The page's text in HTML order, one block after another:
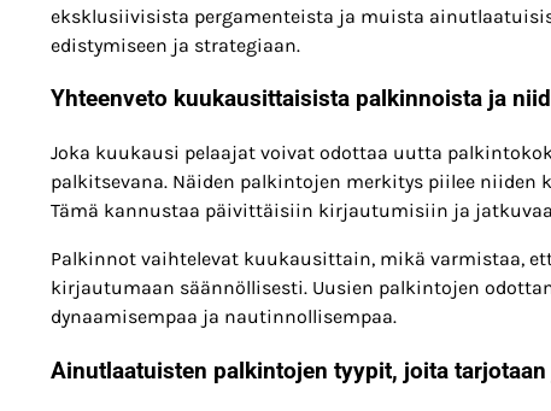
eksklusiivisista pergamenteista ja muista
edistymiseen ja strategiaan.
Yhteenveto kuukausittaisista palkinnoista ja
Joka kuukausi pelaajat voivat odottaa uutta
palkitsevana. Näiden palkintojen merkitys piilee niiden
Tämä kannustaa päivittäisiin kirjautumisiin ja
Palkinnot vaihtelevat kuukausittain, mikä varmistaa,
kirjautumaan säännöllisesti. Uusien palkintojen
dynaamisempaa ja nautinnollisempaa.
Ainutlaatuisten palkintojen tyypit, joita